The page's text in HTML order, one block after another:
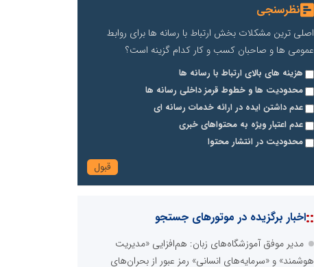
نظرسنجی
اصلی ترین مشکلات بخش ارتباط با رسانه ها برای روابط
عمومی ها و صاحبان کسب و کار کدام گزینه است؟
هزینه های بالای ارتباط با رسانه ها
محدودیت ها و خطوط قرمز داخلی رسانه ها
عدم داشتن ایده در ارائه خدمات رسانه ای
عدم اعتبار ویژه به محتواهای خبری
محدودیت در انتشار محتوا
::اخبار برگزیده در موتورهای جستجو
مدیر موفق آموزشگاه‌های زبان: هم‌افزایی «مدیریت
هوشمند» و «سرمایه‌های انسانی» رمز عبور از بحران‌های